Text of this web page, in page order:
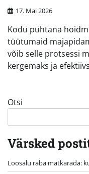
17. Mai 2026
Kodu puhtana
tüütumaid
võib selle protsessi
kergemaks ja
Otsi
Värsked
Loosalu raba matkarada: